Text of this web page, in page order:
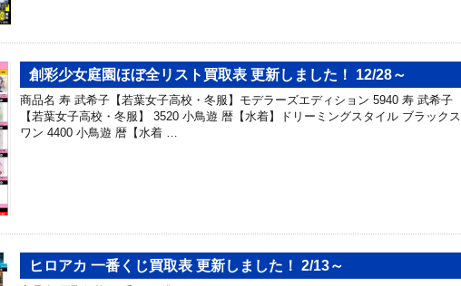
創彩少女庭園ほぼ全リスト買取表 更新しました！ 12/28～
商品名 寿 武希子【若葉女子高校・冬服】モデラーズエディション 5940 寿 武希子
【若葉女子高校・冬服】 3520 小鳥遊 暦【水着】ドリーミングスタイル ブラックス
ワン 4400 小鳥遊 暦【水着 …
ヒロアカ 一番くじ買取表 更新しました！ 2/13～